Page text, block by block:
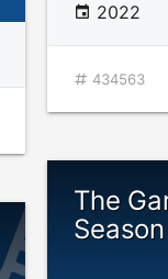
2022
434563
The